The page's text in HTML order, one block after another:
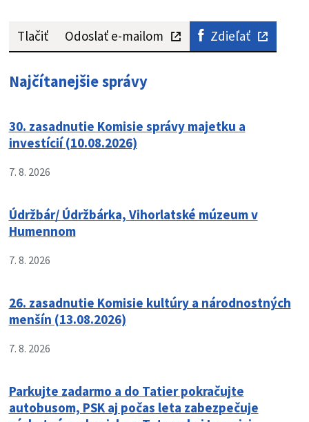
Tlačiť Odoslať e-mailom Zdieľať
Najčítanejšie správy
30. zasadnutie Komisie správy majetku a
investícií (10.08.2026)
7. 8. 2026
Údržbár/ Údržbárka, Vihorlatské múzeum v
Humennom
7. 8. 2026
26. zasadnutie Komisie kultúry a národnostných
menšín (13.08.2026)
7. 8. 2026
Parkujte zadarmo a do Tatier pokračujte
autobusom, PSK aj počas leta zabezpečuje